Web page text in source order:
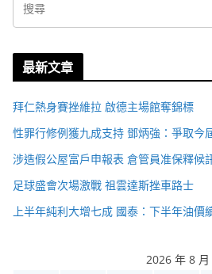
最新文章
拜仁熱身賽挫維拉 啟德主場館奪錦標
性罪行修例獲九成支持 鄧炳強：爭取今
涉造假公屋富戶申報表 倉管員准保釋候
足球盛會次場激戰 祖雲達斯挫車路士
上半年純利大增七成 國泰：下半年油價
2026 年 8 月